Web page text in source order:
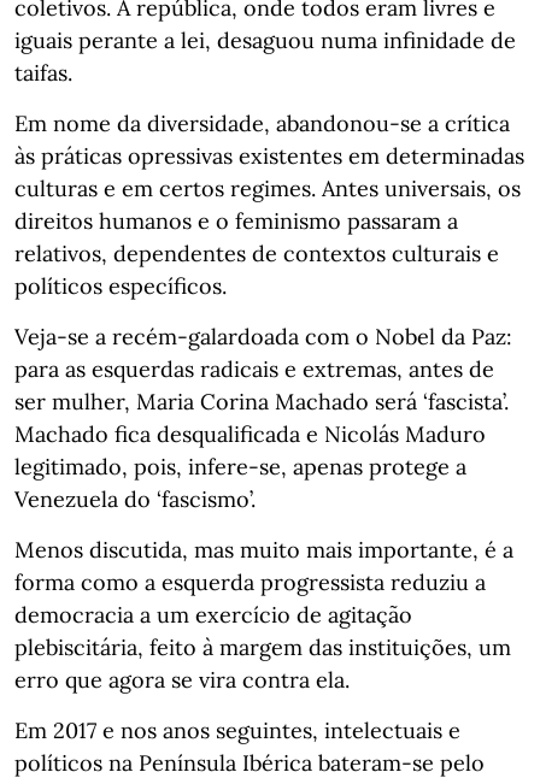
coletivos. A república, onde todos eram livres e
iguais perante a lei, desaguou numa infinidade de
taifas.
Em nome da diversidade, abandonou-se a crítica
às práticas opressivas existentes em determinadas
culturas e em certos regimes. Antes universais, os
direitos humanos e o feminismo passaram a
relativos, dependentes de contextos culturais e
políticos específicos.
Veja-se a recém-galardoada com o Nobel da Paz:
para as esquerdas radicais e extremas, antes de
ser mulher, Maria Corina Machado será ‘fascista’.
Machado fica desqualificada e Nicolás Maduro
legitimado, pois, infere-se, apenas protege a
Venezuela do ‘fascismo’.
Menos discutida, mas muito mais importante, é a
forma como a esquerda progressista reduziu a
democracia a um exercício de agitação
plebiscitária, feito à margem das instituições, um
erro que agora se vira contra ela.
Em 2017 e nos anos seguintes, intelectuais e
políticos na Península Ibérica bateram-se pelo